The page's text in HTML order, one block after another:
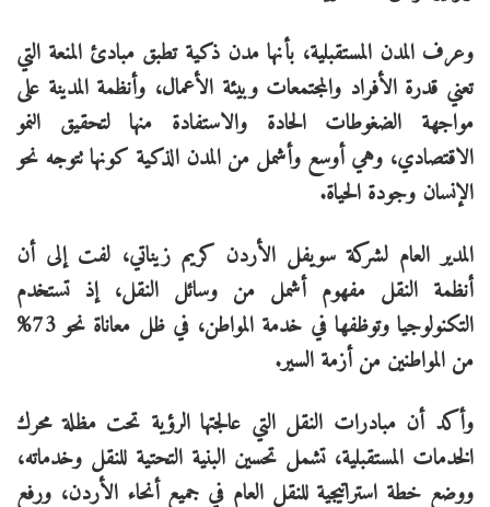
وعرف المدن المستقبلية، بأنها مدن ذكية تطبق مبادئ المنعة التي
تعني قدرة الأفراد والمجتمعات وبيئة الأعمال، وأنظمة المدينة على
مواجهة الضغوطات الحادة والاستفادة منها لتحقيق النمو
الاقتصادي، وهي أوسع وأشمل من المدن الذكية كونها تتوجه نحو
الإنسان وجودة الحياة.
المدير العام لشركة سويفل الأردن كريم زيناتي، لفت إلى أن
أنظمة النقل مفهوم أشمل من وسائل النقل، إذ تستخدم
التكنولوجيا وتوظفها في خدمة المواطن، في ظل معاناة نحو 73%
من المواطنين من أزمة السير.
وأكد أن مبادرات النقل التي عالجتها الرؤية تحت مظلة محرك
الخدمات المستقبلية، تشمل تحسين البنية التحتية للنقل وخدماته،
ووضع خطة استراتيجية للنقل العام في جميع أنحاء الأردن، ورفع